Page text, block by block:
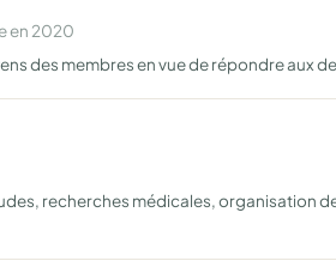
en 2020
des membres en vue de répondre aux
recherches médicales, organisation